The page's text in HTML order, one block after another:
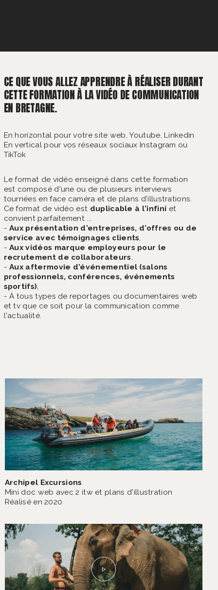
Le format de vidéo enseigné dans cette formation
est composé d'une ou de plusieurs interviews
tournées en face caméra et de plans d'illustrations.
Ce format de vidéo est duplicable à l'infini et
convient parfaitement ...
-Aux présentation d'entreprises, d'offres ou de
service avec témoignages clients,
-Aux vidéos marque employeurs pour le
recrutement de collaborateurs,
-Aux aftermovie d'événementiel (salons
professionnels, conférences, événements
sportifs),
- À tous types de reportages ou documentaires web
et tv que ce soit pour la communication comme
l'actualité.
CE QUE VOUS ALLEZ APPRENDRE À RÉALISER DURANT
CETTE FORMATION À LA VIDÉO DE COMMUNICATION
EN BRETAGNE.
En horizontal pour votre site web, Youtube, Linkedin
En vertical pour vos réseaux sociaux Instagram ou
TikTok
Archipel Excursions
Mini doc web avec 2 itw et plans d'illustration
Réalisé en 2020